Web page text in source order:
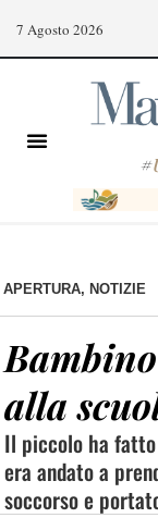
7 Agosto 2026
#
APERTURA, NOTIZIE
alla
Il piccolo ha
era andato a
soccorso e